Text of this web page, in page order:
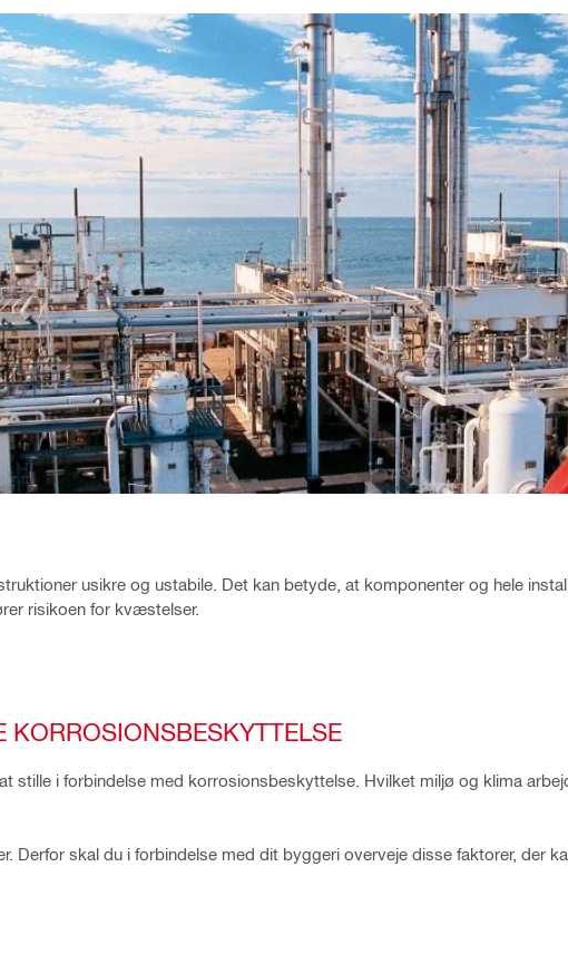
usikre og ustabile. Det kan betyde, at komponenter og hele
risikoen for kvæstelser.
stille i forbindelse med korrosionsbeskyttelse. Hvilket miljø og klima
Derfor skal du i forbindelse med dit byggeri overveje disse faktorer, der